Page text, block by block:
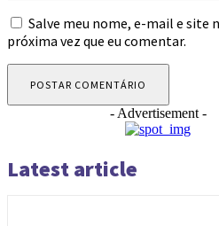
Salve meu nome, e-mail e site
próxima vez que eu comentar.
- Advertisement -
Latest article